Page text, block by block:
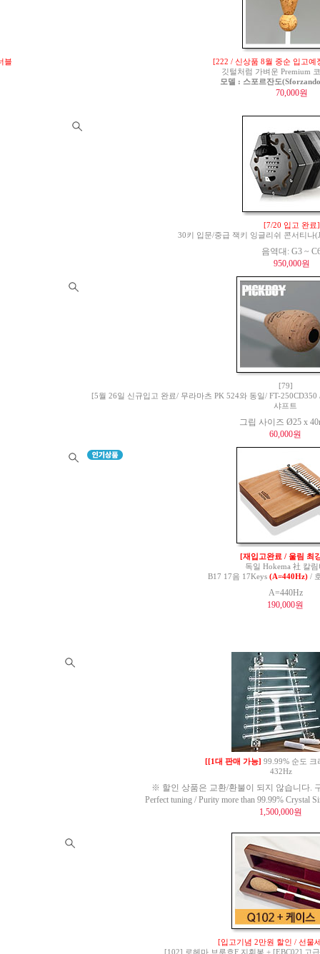
블
[222 / 신상품 8월 중순 입고예
깃털처럼 가벼운 Premium
모델 : 스포르잔도
70,000원
[7/20 입고 완료]
30키 입문/중급 잭키 잉글리쉬 콘서티나
음역대: G3 ~
950,000원
[79]
[5월 26일 신규입고 완료/ 무라마츠 PK 524와 동일/ FT-
샤프트
그립 사이즈 Ø25 x
60,000원
[재입고완료 / 울림 최
독일 Hokema 社 칼림
B17 17음 17Keys (A=440Hz)/
A=440Hz
190,000원
[[1대 판매 가능] 99.99% 순도 크
432Hz
※ 할인 상품은 교환/환불이 되지 않습니다.
Perfect tuning / Purity more than 99.99% Crystal
1,500,000원
[입고기념 2만원 할인 / 선물
[102] 로헤마 브루흐F 지휘봉 + [EBC02] 고